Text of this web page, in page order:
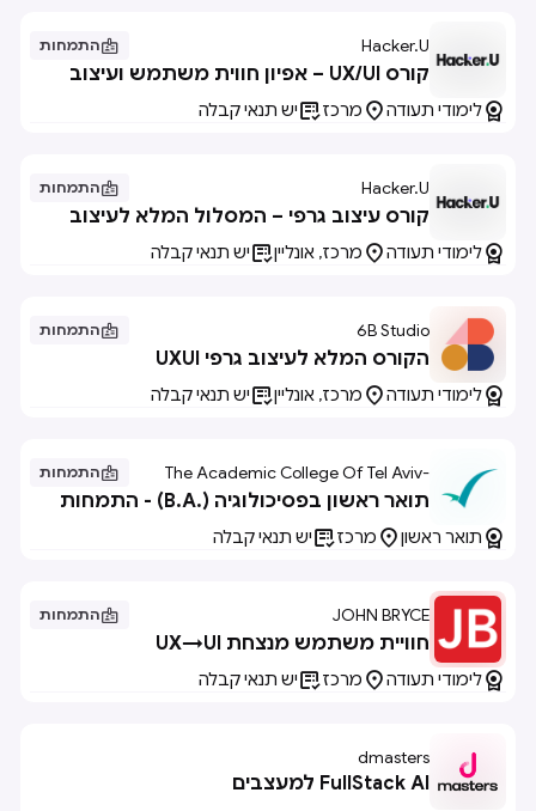
Hacker.U
התמחות
קורס UX/UI – אפיון חווית משתמש ועיצוב
לדיגיטל | בשילוב AI
לימודי תעודה מרכזיש תנאי קבלה
Hacker.U
התמחות
קורס עיצוב גרפי – המסלול המלא לעיצוב
בדיגיטל | בשילוב AI
לימודי תעודה מרכז, אונלייןיש תנאי קבלה
6B Studio
התמחות
הקורס המלא לעיצוב גרפי UXUI
לימודי תעודה מרכז, אונלייןיש תנאי קבלה
The Academic College Of Tel Aviv-
Jaffa
התמחות
תואר ראשון בפסיכולוגיה (.B.A) - התמחות
בחוויית משתמש
 תואר ראשון מרכזיש תנאי קבלה
JOHN BRYCE
התמחות
חוויית משתמש מנצחת UX→UI
לימודי תעודה מרכזיש תנאי קבלה
dmasters
FullStack AI למעצבים